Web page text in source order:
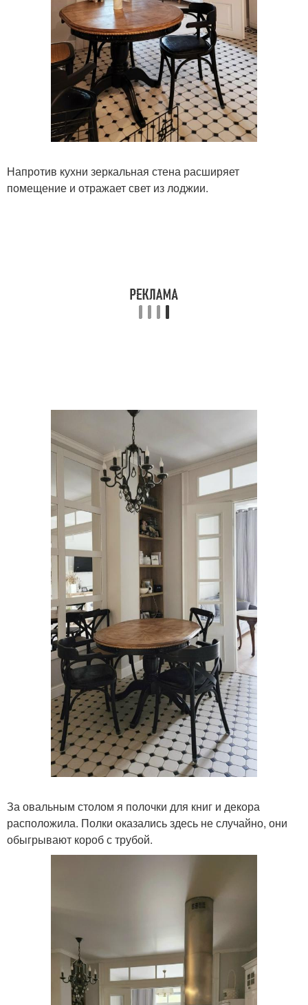
Напротив кухни зеркальная стена расширяет
помещение и отражает свет из лоджии.
За овальным столом я полочки для книг и декора
расположила. Полки оказались здесь не случайно, они
обыгрывают короб с трубой.